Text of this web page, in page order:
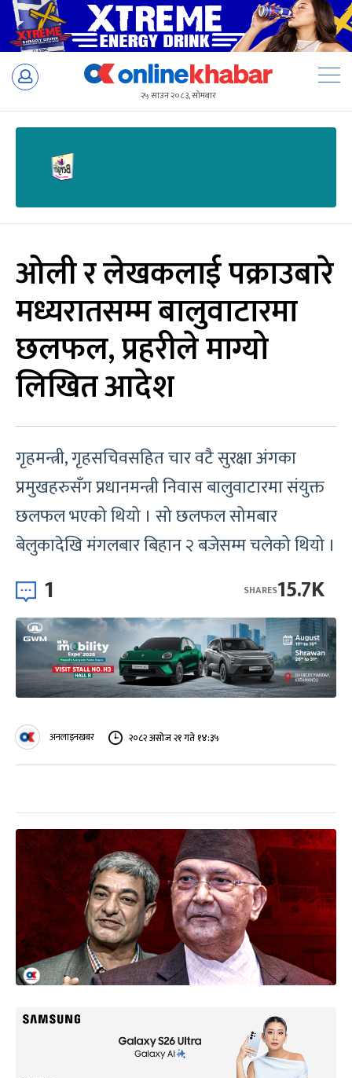
Skip
२५ साउन २०८३, सोमबार
ओली र लेखकलाई पक्राउबारे
मध्यरातसम्म बालुवाटारमा
छलफल, प्रहरीले माग्यो
लिखित आदेश
गृहमन्त्री, गृहसचिवसहित चार वटै सुरक्षा अंगका
प्रमुखहरुसँग प्रधानमन्त्री निवास बालुवाटारमा संयुक्त
छलफल भएको थियो । सो छलफल सोमबार
बेलुकादेखि मंगलबार बिहान २ बजेसम्म चलेको थियो ।
1 15.7K
SHARES
अनलाइनखबर २०८२ असोज २१ गते १४:३५